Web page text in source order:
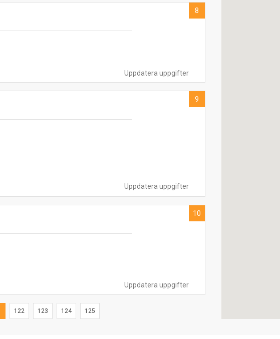
Uppdatera uppgifter
8
Uppdatera uppgifter
9
Uppdatera uppgifter
10
122 123 124 125